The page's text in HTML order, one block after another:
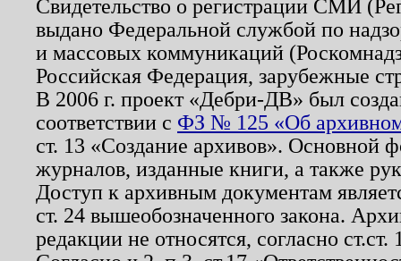
Свидетельство о регистрации СМИ
выдано Федеральной службой по
и массовых коммуникаций
Российская Федерация, зарубежные
В 2006 г. проект «Дебри-ДВ» был
соответствии с ФЗ № 125 «Об
ст. 13 «Создание архивов». Основной
журналов, изданные книги, а также
Доступ к архивным документам
ст. 24 вышеобозначенного закона.
редакции не относятся, согласно